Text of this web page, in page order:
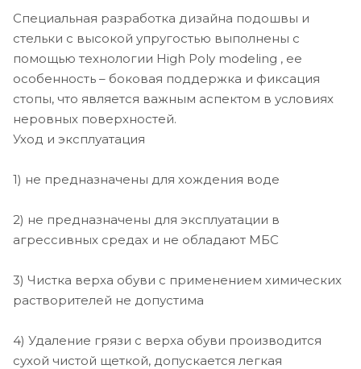
Специальная разработка дизайна подошвы и
стельки с высокой упругостью выполнены с
помощью технологии High Poly modeling , ее
особенность – боковая поддержка и фиксация
стопы, что является важным аспектом в условиях
неровных поверхностей.
Уход и эксплуатация
1) не предназначены для хождения воде
2) не предназначены для эксплуатации в
агрессивных средах и не обладают МБС
3) Чистка верха обуви с применением химических
растворителей не допустима
4) Удаление грязи с верха обуви производится
сухой чистой щеткой, допускается легкая